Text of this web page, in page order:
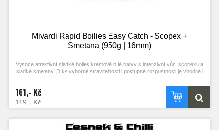
Mivardi Rapid Boilies Easy Catch - Scopex +
Smetana (950g | 16mm)
Vysoce atraktivní sladké bolies krémově bílé barvy s intenzivní vůní scopexu a
sladké smetany. Díky výborné stravitelnosti i postupné rozpustnosti je vhodné i
161,- Kč
169,- Kč